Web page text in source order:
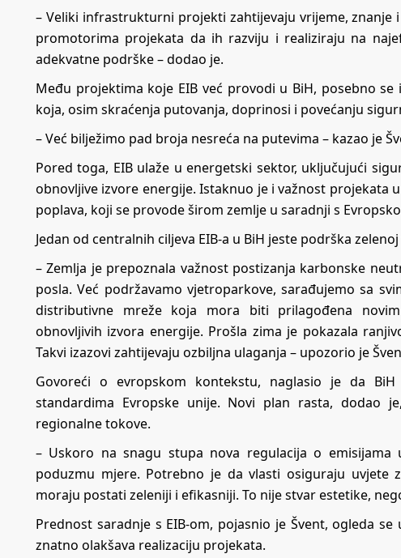
– Veliki infrastrukturni projekti zahtijevaju vrijeme,
promotorima projekata da ih razviju i realiziraju na
adekvatne podrške – dodao je.
Među projektima koje EIB već provodi u BiH, posebno
koja, osim skraćenja putovanja, doprinosi i povećanju
– Već bilježimo pad broja nesreća na putevima – kazao je
Pored toga, EIB ulaže u energetski sektor, uključujući
obnovljive izvore energije. Istaknuo je i važnost projekata
poplava, koji se provode širom zemlje u saradnji s
Jedan od centralnih ciljeva EIB-a u BiH jeste podrška
– Zemlja je prepoznala važnost postizanja karbonske
posla. Već podržavamo vjetroparkove, sarađujemo sa
distributivne mreže koja mora biti prilagođena
obnovljivih izvora energije. Prošla zima je pokazala
Takvi izazovi zahtijevaju ozbiljna ulaganja – upozorio je
Govoreći o evropskom kontekstu, naglasio je da
standardima Evropske unije. Novi plan rasta, dodao
regionalne tokove.
– Uskoro na snagu stupa nova regulacija o
poduzmu mjere. Potrebno je da vlasti osiguraju uvjete
moraju postati zeleniji i efikasniji. To nije stvar estetike,
Prednost saradnje s EIB-om, pojasnio je Švent, ogleda
znatno olakšava realizaciju projekata.